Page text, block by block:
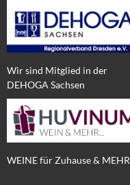
Wir sind Mitglied in der
DEHOGA Sachsen
WEINE für Zuhause & MEHR